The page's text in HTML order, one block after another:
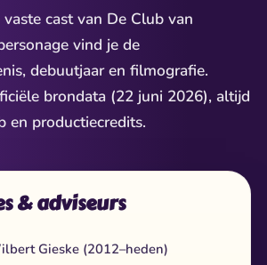
cast van De Club van
vind je de
debuutjaar en filmografie.
brondata (22 juni 2026), altijd
en productiecredits.
& adviseurs
Gieske (2012–heden)